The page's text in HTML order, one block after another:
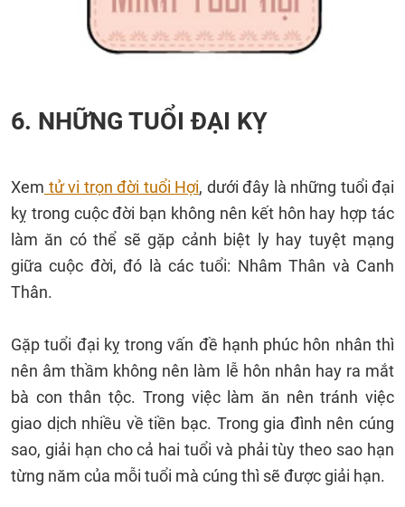
6. NHỮNG TUỔI ĐẠI KỴ
Xem tử vi trọn đời tuổi Hợi, dưới đây là những tuổi đại
kỵ trong cuộc đời bạn không nên kết hôn hay hợp tác
làm ăn có thể sẽ gặp cảnh biệt ly hay tuyệt mạng
giữa cuộc đời, đó là các tuổi: Nhâm Thân và Canh
Thân.
Gặp tuổi đại kỵ trong vấn đề hạnh phúc hôn nhân thì
nên âm thầm không nên làm lễ hôn nhân hay ra mắt
bà con thân tộc. Trong việc làm ăn nên tránh việc
giao dịch nhiều về tiền bạc. Trong gia đình nên cúng
sao, giải hạn cho cả hai tuổi và phải tùy theo sao hạn
từng năm của mỗi tuổi mà cúng thì sẽ được giải hạn.